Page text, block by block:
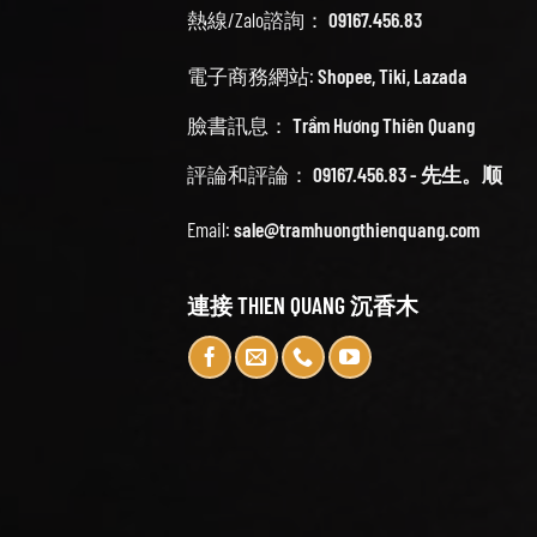
熱線/Zalo諮詢： 09167.456.83
電子商務網站: Shopee,Tiki, Lazada
臉書訊息： Trầm Hương Thiên Quang
評論和評論： 09167.456.83 - 先生。顺
Email: sale@tramhuongthienquang.com
連接 THIEN QUANG 沉香木